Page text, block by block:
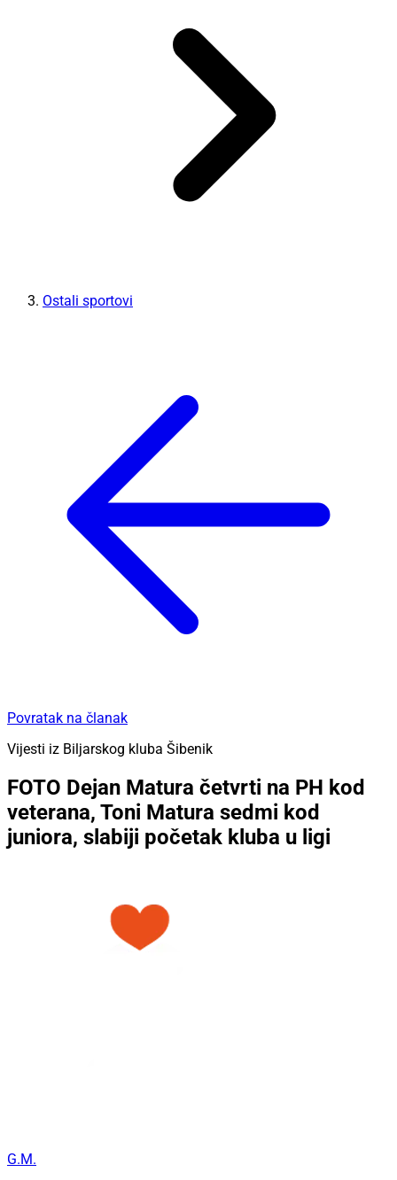
Ostali sportovi
Povratak na članak
Vijesti iz Biljarskog kluba Šibenik
FOTO Dejan Matura četvrti na PH kod
veterana, Toni Matura sedmi kod
juniora, slabiji početak kluba u ligi
G.M.